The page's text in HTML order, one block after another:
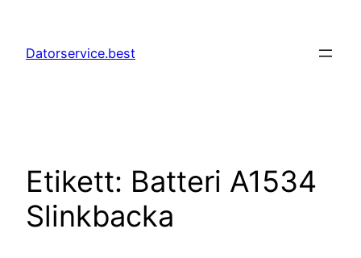
innehåll
Datorservice.best
Etikett: Batteri A1534
Slinkbacka